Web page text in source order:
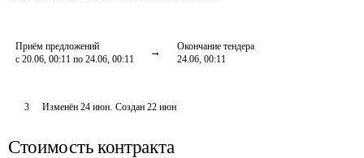
Приём предложений
с 20.06, 00:11 по 24.06, 00:11
Окончание тендера
24.06, 00:11
3 Изменён 24 июн. Создан 22 июн
Стоимость контракта